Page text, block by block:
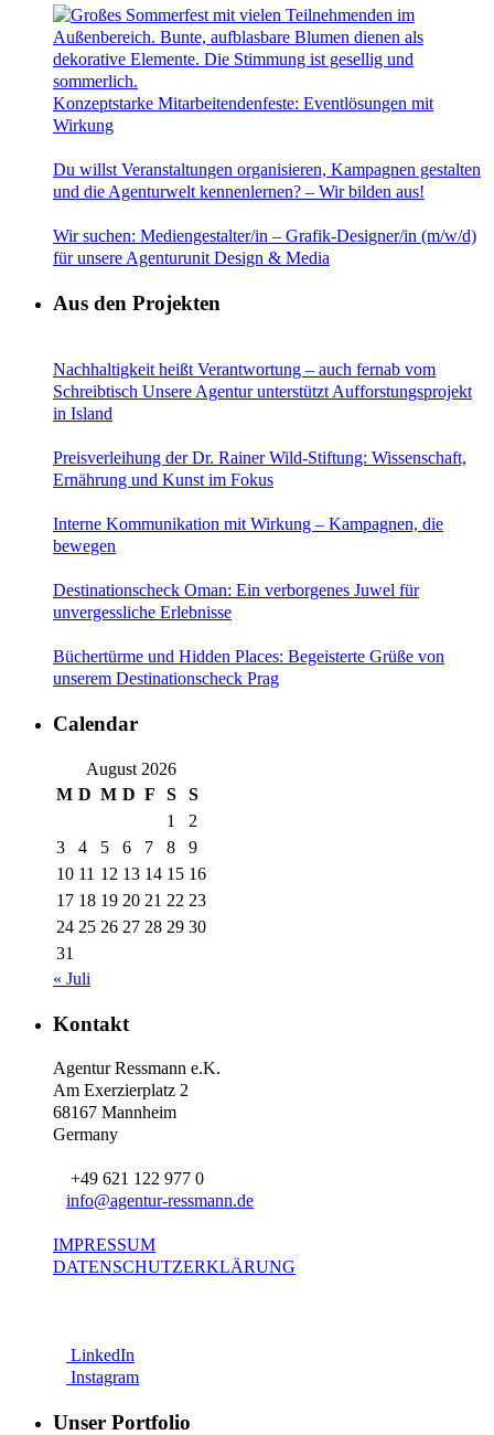
Konzeptstarke Mitarbeitendenfeste: Eventlösungen mit
Wirkung
Du willst Veranstaltungen organisieren, Kampagnen gestalten
und die Agenturwelt kennenlernen? – Wir bilden aus!
Wir suchen: Mediengestalter/in – Grafik-Designer/in (m/w/d)
für unsere Agenturunit Design & Media
Aus den Projekten
Nachhaltigkeit heißt Verantwortung – auch fernab vom
Schreibtisch Unsere Agentur unterstützt Aufforstungsprojekt
in Island
Preisverleihung der Dr. Rainer Wild-Stiftung: Wissenschaft,
Ernährung und Kunst im Fokus
Interne Kommunikation mit Wirkung – Kampagnen, die
bewegen
Destinationscheck Oman: Ein verborgenes Juwel für
unvergessliche Erlebnisse
Büchertürme und Hidden Places: Begeisterte Grüße von
unserem Destinationscheck Prag
Calendar
August 2026
M D M D F S
S
1
2
3
4 5 6 7 8
9
10 11 12 13 14 15 16
17 18 19 20 21 22 23
24 25 26 27 28 29 30
31
« Juli
Kontakt
Agentur Ressmann e.K.
Am Exerzierplatz 2
68167 Mannheim
Germany
+49 621 122 977 0
info@agentur-ressmann.de
IMPRESSUM
DATENSCHUTZERKLÄRUNG
LinkedIn
Instagram
Unser Portfolio